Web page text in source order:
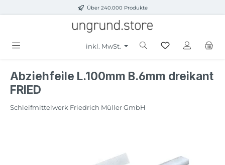
Zum Hauptinhalt springenÜber 240.000 Produkte
inkl. MwSt.
Abziehfeile L.100mm B.6mm dreikant
FRIED
Schleifmittelwerk Friedrich Müller GmbH